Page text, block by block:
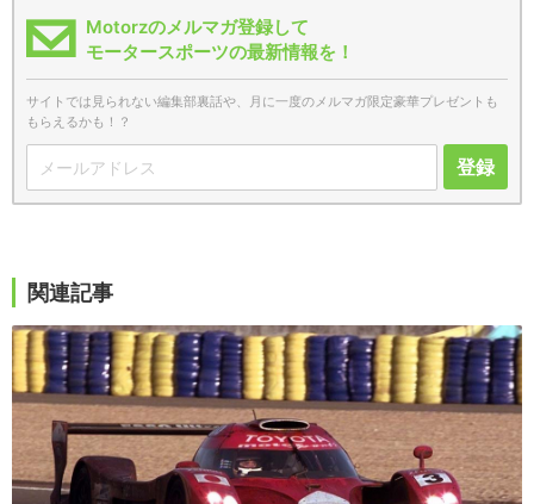
Motorzのメルマガ登録して
モータースポーツの最新情報を！
サイトでは見られない編集部裏話や、月に一度のメルマガ限定豪華プレゼントも
もらえるかも！？
登録
関連記事